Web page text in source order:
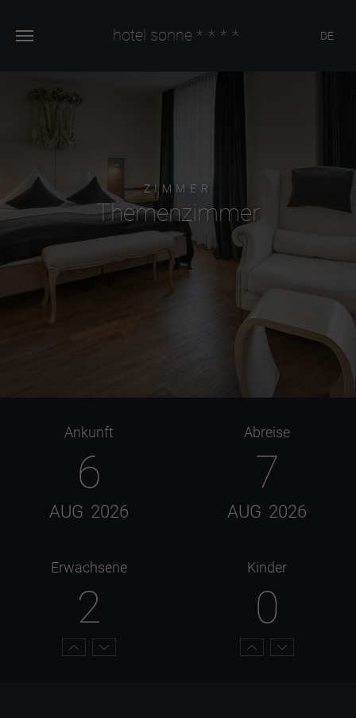
hotel sonne **** DE
ZIMMER
Themenzimmer
Ankunft
6
AUG 2026
Abreise
7
AUG 2026
Erwachsene
2
Kinder
0